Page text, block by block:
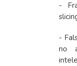
-
-
no